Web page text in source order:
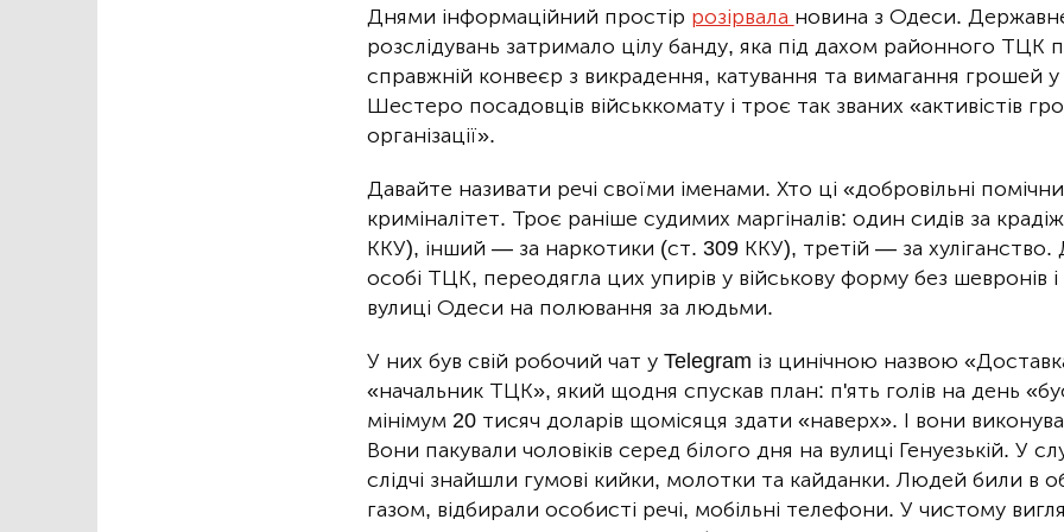
Днями інформаційний простір розірвала новина з Одеси.
розслідувань затримало цілу банду, яка під дахом районного ТЦК
справжній конвеєр з викрадення, катування та вимагання грошей
Шестеро посадовців військкомату і троє так званих «активістів
організації».
Давайте називати речі своїми іменами. Хто ці «добровільні
криміналітет. Троє раніше судимих маргіналів: один сидів за
ККУ), інший — за наркотики (ст. 309 ККУ), третій — за хуліганство.
особі ТЦК, переодягла цих упирів у військову форму без шевронів і
вулиці Одеси на полювання за людьми.
У них був свій робочий чат у Telegram із цинічною назвою
«начальник ТЦК», який щодня спускав план: п'ять голів на день
мінімум 20 тисяч доларів щомісяця здати «наверх». І вони
Вони пакували чоловіків серед білого дня на вулиці Генуезькій. У
слідчі знайшли гумові кийки, молотки та кайданки. Людей били в
газом, відбирали особисті речі, мобільні телефони. У чистому